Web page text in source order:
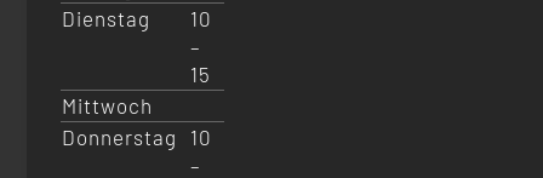
Dienstag
10
–
15
Mittwoch
Donnerstag
10
–